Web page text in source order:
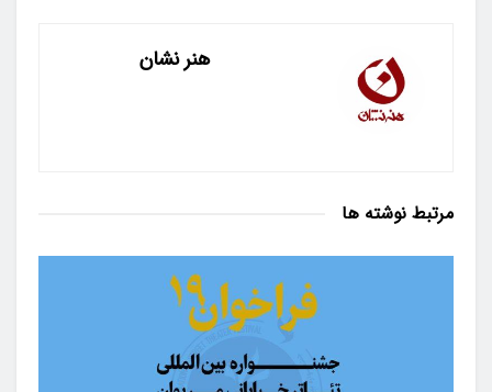
هنر نشان
مرتبط نوشته ها